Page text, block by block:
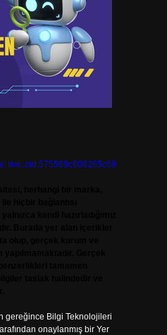
live:.cid.575569c608265c69
gereğince Bilgi Teknolojileri
onaylanmış bir Yer